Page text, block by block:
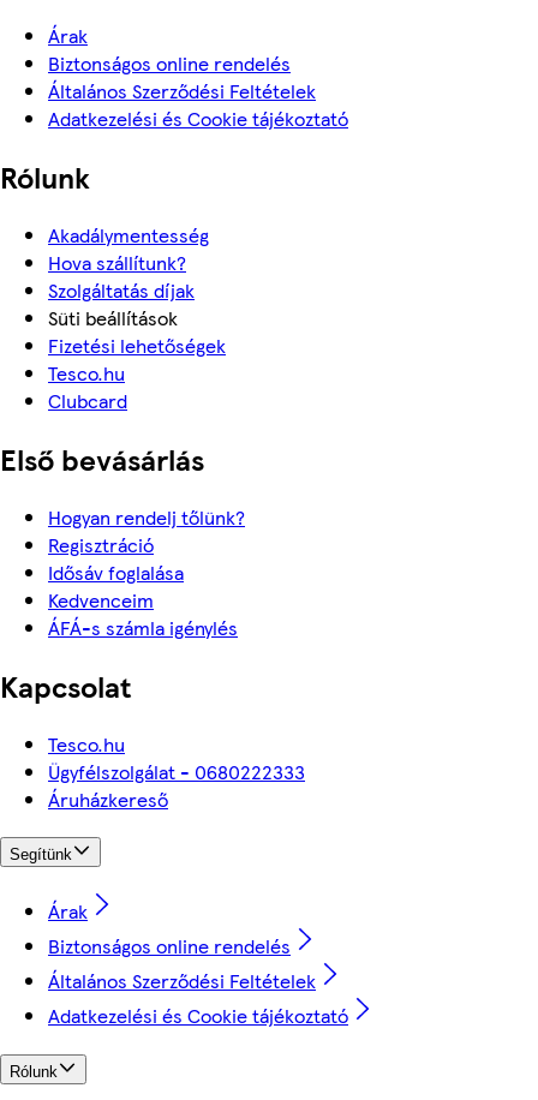
Árak
Biztonságos online rendelés
Általános Szerződési Feltételek
Adatkezelési és Cookie tájékoztató
Rólunk
Akadálymentesség
Hova szállítunk?
Szolgáltatás díjak
Süti beállítások
Fizetési lehetőségek
Tesco.hu
Clubcard
Első bevásárlás
Hogyan rendelj tőlünk?
Regisztráció
Idősáv foglalása
Kedvenceim
ÁFÁ-s számla igénylés
Kapcsolat
Tesco.hu
Ügyfélszolgálat - 0680222333
Áruházkereső
Segítünk
Árak
Biztonságos online rendelés
Általános Szerződési Feltételek
Adatkezelési és Cookie tájékoztató
Rólunk